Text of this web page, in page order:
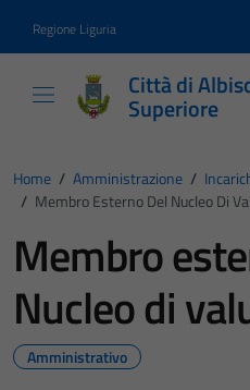
Regione Liguria
Città di
Superiore
Home / Amministrazione /
/ Membro Esterno Del Nucleo Di
Membro
Nucleo di
Amministrativo